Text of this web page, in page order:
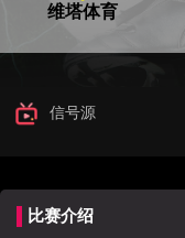
维塔体育
信号源
比赛介绍